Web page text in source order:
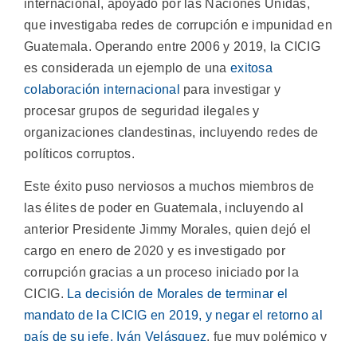
internacional, apoyado por las Naciones Unidas,
que investigaba redes de corrupción e impunidad en
Guatemala. Operando entre 2006 y 2019, la CICIG
es considerada un ejemplo de una exitosa
colaboración internacional
para investigar y
procesar grupos de seguridad ilegales y
organizaciones clandestinas, incluyendo redes de
políticos corruptos.
Este éxito puso nerviosos a muchos miembros de
las élites de poder en Guatemala, incluyendo al
anterior Presidente Jimmy Morales, quien dejó el
cargo en enero de 2020 y es investigado por
corrupción gracias a un proceso iniciado por la
CICIG. La decisión de Morales de terminar el
mandato de la CICIG en 2019, y negar el retorno al
país de su jefe, Iván Velásquez, fue muy polémico y